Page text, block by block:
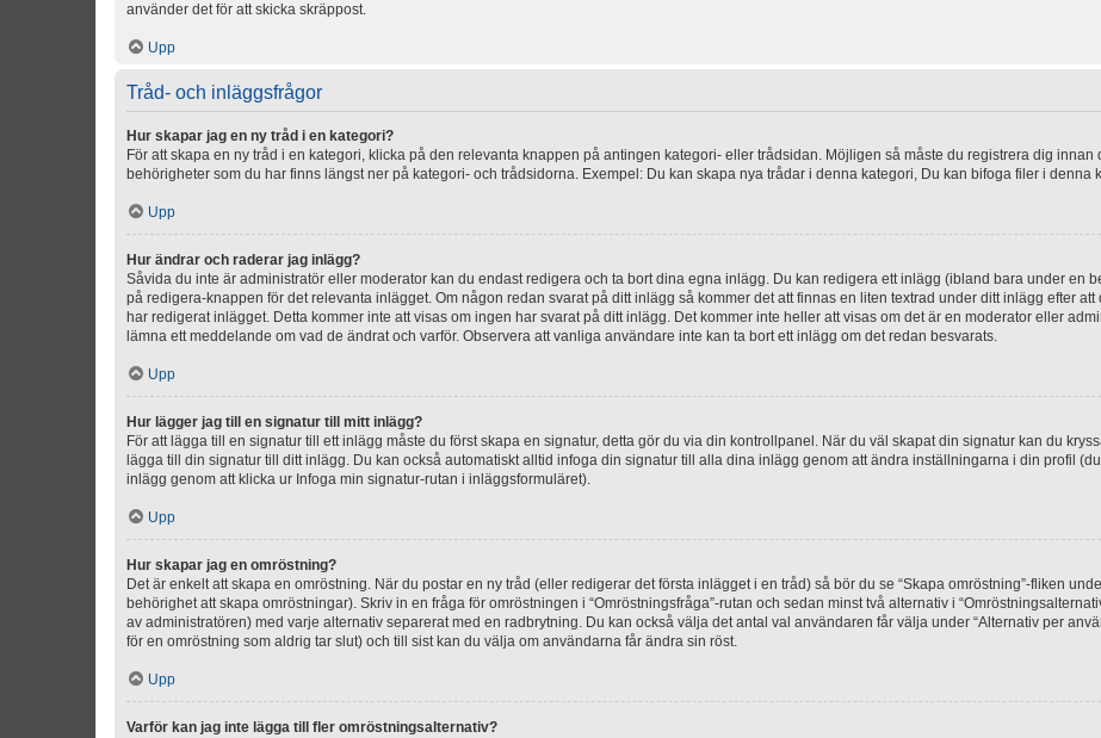
använder det för att skicka skräppost.
Upp
Tråd- och inläggsfrågor
Hur skapar jag en ny tråd i en kategori?
För att skapa en ny tråd i en kategori, klicka på den relevanta knappen på antingen kategori- eller trådsidan. Möjligen så måste du registrera dig
behörigheter som du har finns längst ner på kategori- och trådsidorna. Exempel: Du kan skapa nya trådar i denna kategori, Du kan bifoga filer i denna
Upp
Hur ändrar och raderar jag inlägg?
Såvida du inte är administratör eller moderator kan du endast redigera och ta bort dina egna inlägg. Du kan redigera ett inlägg (ibland bara under en
på redigera-knappen för det relevanta inlägget. Om någon redan svarat på ditt inlägg så kommer det att finnas en liten textrad under ditt inlägg efter
har redigerat inlägget. Detta kommer inte att visas om ingen har svarat på ditt inlägg. Det kommer inte heller att visas om det är en moderator eller
lämna ett meddelande om vad de ändrat och varför. Observera att vanliga användare inte kan ta bort ett inlägg om det redan besvarats.
Upp
Hur lägger jag till en signatur till mitt inlägg?
För att lägga till en signatur till ett inlägg måste du först skapa en signatur, detta gör du via din kontrollpanel. När du väl skapat din signatur kan du
lägga till din signatur till ditt inlägg. Du kan också automatiskt alltid infoga din signatur till alla dina inlägg genom att ändra inställningarna i din profil
inlägg genom att klicka ur Infoga min signatur-rutan i inläggsformuläret).
Upp
Hur skapar jag en omröstning?
Det är enkelt att skapa en omröstning. När du postar en ny tråd (eller redigerar det första inlägget i en tråd) så bör du se “Skapa omröstning”-fliken
behörighet att skapa omröstningar). Skriv in en fråga för omröstningen i “Omröstningsfråga”-rutan och sedan minst två alternativ i
av administratören) med varje alternativ separerat med en radbrytning. Du kan också välja det antal val användaren får välja under “Alternativ per
för en omröstning som aldrig tar slut) och till sist kan du välja om användarna får ändra sin röst.
Upp
Varför kan jag inte lägga till fler omröstningsalternativ?